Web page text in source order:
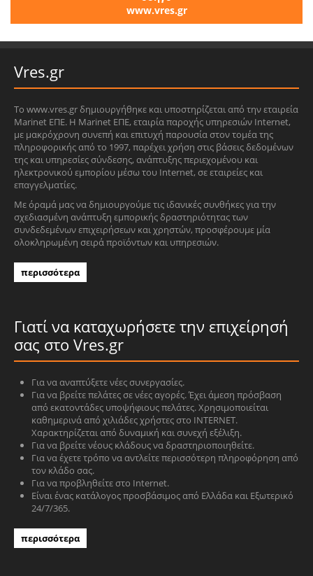
www.vres.gr
Vres.gr
Το www.vres.gr δημιουργήθηκε και υποστηρίζεται από την εταιρεία
Marinet ΕΠΕ. Η Marinet ΕΠΕ, εταιρία παροχής υπηρεσιών Internet,
με μακρόχρονη συνεπή και επιτυχή παρουσία στον τομέα της
πληροφορικής από το 1997, παρέχει χρήση στις βάσεις δεδομένων
της και υπηρεσίες σύνδεσης, ανάπτυξης περιεχομένου και
ηλεκτρονικού εμπορίου μέσω του Internet, σε εταιρείες και
επαγγελματίες.
Με όραμά μας να δημιουργούμε τις ιδανικές συνθήκες για την
σχεδιασμένη ανάπτυξη εμπορικής δραστηριότητας των
συνδεδεμένων επιχειρήσεων και χρηστών, προσφέρουμε μία
ολοκληρωμένη σειρά προϊόντων και υπηρεσιών.
περισσότερα
Γιατί να καταχωρήσετε την επιχείρησή
σας στο Vres.gr
Για να αναπτύξετε νέες συνεργασίες.
Για να βρείτε πελάτες σε νέες αγορές. Έχει άμεση πρόσβαση
από εκατοντάδες υποψήφιους πελάτες. Χρησιμοποιείται
καθημερινά από χιλιάδες χρήστες στο INTERNET.
Χαρακτηρίζεται από δυναμική και συνεχή εξέλιξη.
Για να βρείτε νέους κλάδους να δραστηριοποιηθείτε.
Για να έχετε τρόπο να αντλείτε περισσότερη πληροφόρηση από
τον κλάδο σας.
Για να προβληθείτε στο Internet.
Είναι ένας κατάλογος προσβάσιμος από Ελλάδα και Εξωτερικό
24/7/365.
περισσότερα